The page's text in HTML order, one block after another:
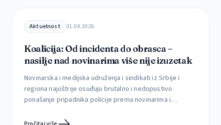
Aktuelnost 01.04.2026.
Koalicija: Od incidenta do obrasca –
nasilje nad novinarima više nije izuzetak
Novinarska i medijska udruženja i sindikati iz Srbije i
regiona najoštrije osuđuju brutalno i nedopustivo
ponašanje pripadnika policije prema novinarima i
tokom izveštavanja sa događaja od javnog interesa.